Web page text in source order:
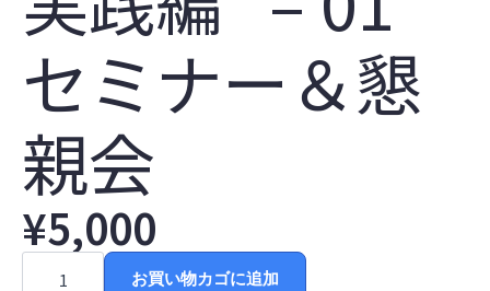
セミナー＆懇
親会
¥5,000
2025
お買い物カゴに追加